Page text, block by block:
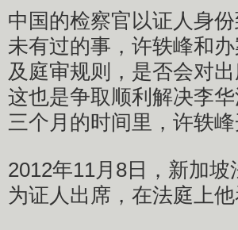
中国的检察官以证人身
未有过的事，许轶峰和
及庭审规则，是否会对
这也是争取顺利解决李
三个月的时间里，许轶
2012年11月8日，新加
为证人出席，在法庭上